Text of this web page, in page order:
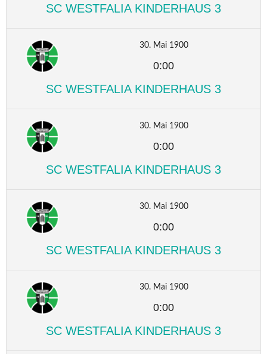
SC WESTFALIA KINDERHAUS 3
30. Mai 1900
0:00
SC WESTFALIA KINDERHAUS 3
30. Mai 1900
0:00
SC WESTFALIA KINDERHAUS 3
30. Mai 1900
0:00
SC WESTFALIA KINDERHAUS 3
30. Mai 1900
0:00
SC WESTFALIA KINDERHAUS 3